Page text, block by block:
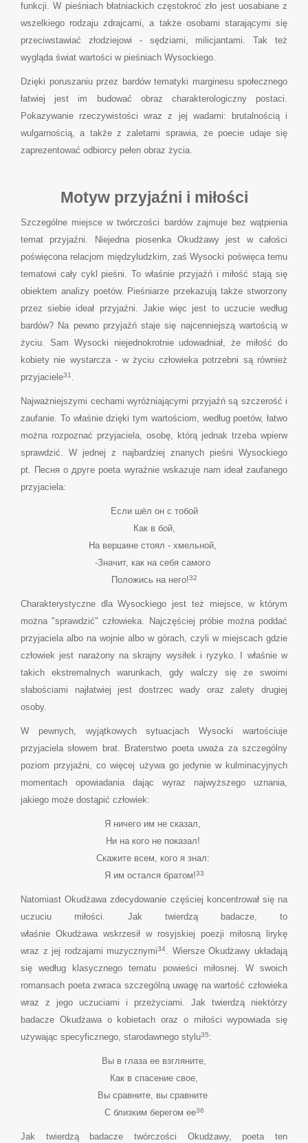
funkcji. W pieśniach błatniackich częstokroć zło jest uosabiane z
wszelkiego rodzaju zdrajcami, a także osobami starającymi się
przeciwstawiać złodziejowi - sędziami, milicjantami. Tak też
wygląda świat wartości w pieśniach Wysockiego.
Dzięki poruszaniu przez bardów tematyki marginesu społecznego
łatwiej jest im budować obraz charakterologiczny postaci.
Pokazywanie rzeczywistości wraz z jej wadami: brutalnością i
wulgarnością, a także z zaletami sprawia, że poecie udaje się
zaprezentować odbiorcy pełen obraz życia.
Motyw przyjaźni i miłości
Szczególne miejsce w twórczości bardów zajmuje bez wątpienia
temat przyjaźni. Niejedna piosenka Okudżawy jest w całości
poświęcona relacjom międzyludzkim, zaś Wysocki poświęca temu
tematowi cały cykl pieśni. To właśnie przyjaźń i miłość stają się
obiektem analizy poetów. Pieśniarze przekazują także stworzony
przez siebie ideał przyjaźni. Jakie więc jest to uczucie według
bardów? Na pewno przyjaźń staje się najcenniejszą wartością w
życiu. Sam Wysocki niejednokrotnie udowadniał, że miłość do
kobiety nie wystarcza - w życiu człowieka potrzebni są również
przyjaciele31 .
Najważniejszymi cechami wyróżniającymi przyjaźń są szczerość i
zaufanie. To właśnie dzięki tym wartościom, według poetów, łatwo
można rozpoznać przyjaciela, osobę, którą jednak trzeba wpierw
sprawdzić. W jednej z najbardziej znanych pieśni Wysockiego
pt. Песня о друге poeta wyraźnie wskazuje nam ideał zaufanego
przyjaciela:
Если шёл он с тобой
Как в бой,
На вершине стоял - хмельной,
-Значит, как на себя самого
Положись на него!32
Charakterystyczne dla Wysockiego jest też miejsce, w którym
można "sprawdzić" człowieka. Najczęściej próbie można poddać
przyjaciela albo na wojnie albo w górach, czyli w miejscach gdzie
człowiek jest narażony na skrajny wysiłek i ryzyko. I właśnie w
takich ekstremalnych warunkach, gdy walczy się ze swoimi
słabościami najłatwiej jest dostrzec wady oraz zalety drugiej
osoby.
W pewnych, wyjątkowych sytuacjach Wysocki wartościuje
przyjaciela słowem brat. Braterstwo poeta uważa za szczególny
poziom przyjaźni, co więcej używa go jedynie w kulminacyjnych
momentach opowiadania dając wyraz najwyższego uznania,
jakiego może dostąpić człowiek:
Я ничего им не сказал,
Ни на кого не показал!
Скажите всем, кого я знал:
Я им остался братом!33
Natomiast Okudżawa zdecydowanie częściej koncentrował się na
uczuciu miłości. Jak twierdzą badacze, to
właśnie Okudżawa wskrzesił w rosyjskiej poezji miłosną lirykę
wraz z jej rodzajami muzycznymi34. Wiersze Okudżawy układają
się według klasycznego tematu powieści miłosnej. W swoich
romansach poeta zwraca szczególną uwagę na wartość człowieka
wraz z jego uczuciami i przeżyciami. Jak twierdzą niektórzy
badacze Okudżawa o kobietach oraz o miłości wypowiada się
używając specyficznego, starodawnego stylu35:
Вы в глаза ее взгляните,
Как в спасение свое,
Вы сравните, вы сравните
С близким берегом ее36
Jak twierdzą badacze twórczości Okudżawy, poeta ten